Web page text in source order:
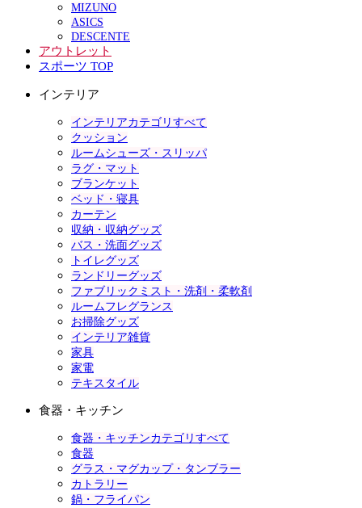
MIZUNO
ASICS
DESCENTE
アウトレット
スポーツ TOP
インテリア
インテリアカテゴリすべて
クッション
ルームシューズ・スリッパ
ラグ・マット
ブランケット
ベッド・寝具
カーテン
収納・収納グッズ
バス・洗面グッズ
トイレグッズ
ランドリーグッズ
ファブリックミスト・洗剤・柔軟剤
ルームフレグランス
お掃除グッズ
インテリア雑貨
家具
家電
テキスタイル
食器・キッチン
食器・キッチンカテゴリすべて
食器
グラス・マグカップ・タンブラー
カトラリー
鍋・フライパン